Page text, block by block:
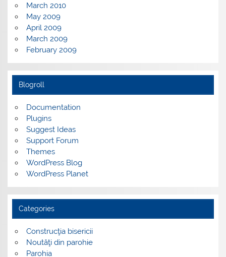
March 2010
May 2009
April 2009
March 2009
February 2009
Blogroll
Documentation
Plugins
Suggest Ideas
Support Forum
Themes
WordPress Blog
WordPress Planet
Categories
Construcţia bisericii
Noutăţi din parohie
Parohia